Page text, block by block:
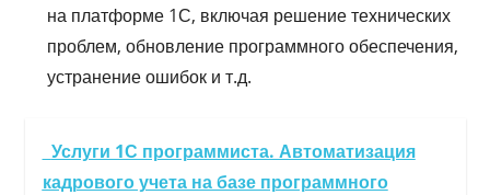
на платформе 1С, включая решение технических
проблем, обновление программного обеспечения,
устранение ошибок и т.д.
Услуги 1С программиста. Автоматизация
кадрового учета на базе программного